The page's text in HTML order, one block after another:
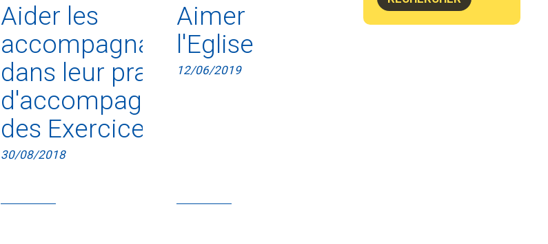
Aider les
accompagnateurs
dans leur pratique
d'accompagnement
des Exercices
30/08/2018
Aimer
l'Eglise
12/06/2019